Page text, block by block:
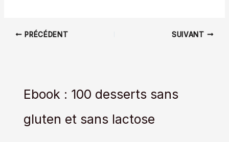
PRÉCÉDENT SUIVANT
Ebook : 100 desserts sans
gluten et sans lactose